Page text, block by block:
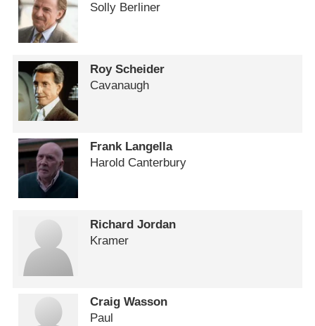
Solly Berliner
Roy Scheider
Cavanaugh
Frank Langella
Harold Canterbury
Richard Jordan
Kramer
Craig Wasson
Paul